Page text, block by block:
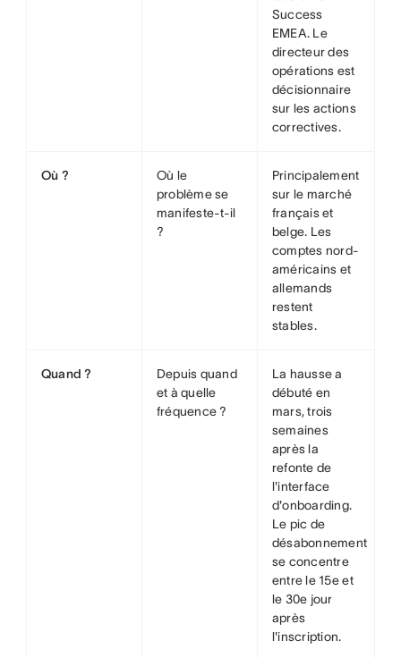
Success
EMEA. Le
directeur des
opérations est
décisionnaire
sur les actions
correctives.
Où ?
Où le
problème se
manifeste-t-il
?
Principalement
sur le marché
français et
belge. Les
comptes nord-
américains et
allemands
restent
stables.
Quand ?
Depuis quand
et à quelle
fréquence ?
La hausse a
débuté en
mars, trois
semaines
après la
refonte de
l'interface
d'onboarding.
Le pic de
désabonnement
se concentre
entre le 15e et
le 30e jour
après
l'inscription.